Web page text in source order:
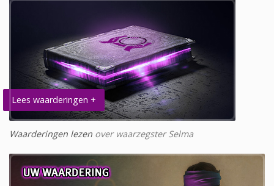
Lees waarderingen +
Waarderingen lezen over waarzegster Selma